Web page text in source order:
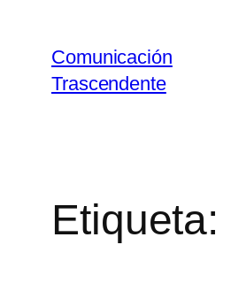
contenido
Comunicación
Trascendente
Etiqueta: